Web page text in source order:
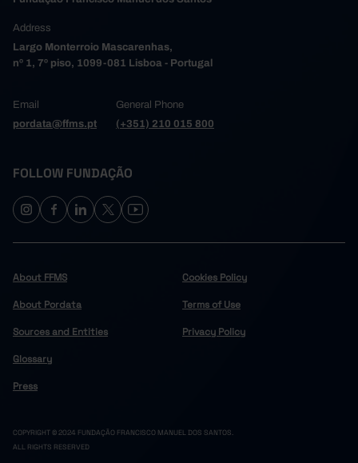
Address
Largo Monterroio Mascarenhas,
nº 1, 7º piso, 1099-081 Lisboa - Portugal
Email
pordata@ffms.pt
General Phone
(+351) 210 015 800
FOLLOW FUNDAÇÃO
About FFMS
About Pordata
Sources and Entities
Glossary
Press
Cookies Policy
Terms of Use
Privacy Policy
COPYRIGHT © 2024 FUNDAÇÃO FRANCISCO MANUEL DOS SANTOS.
ALL RIGHTS RESERVED